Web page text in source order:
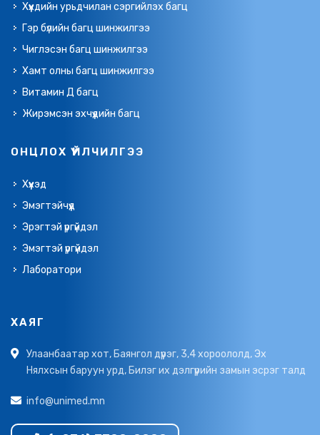
Хүүхдийн урьдчилан сэргийлэх багц
Гэр бүлийн багц шинжилгээ
Чиглэсэн багц шинжилгээ
Хамт олны багц шинжилгээ
Витамин Д багц
Жирэмсэн эхчүүдийн багц
ОНЦЛОХ ҮЙЛЧИЛГЭЭ
Хүүхэд
Эмэгтэйчүүд
Эрэгтэй үргүйдэл
Эмэгтэй үргүйдэл
Лаборатори
ХАЯГ
Улаанбаатар хот, Баянгол дүүрэг, 3,4 хороололд, Эх
Нялхсын баруун урд, Билэг их дэлгүүрийн замын эсрэг талд
info@unimed.mn